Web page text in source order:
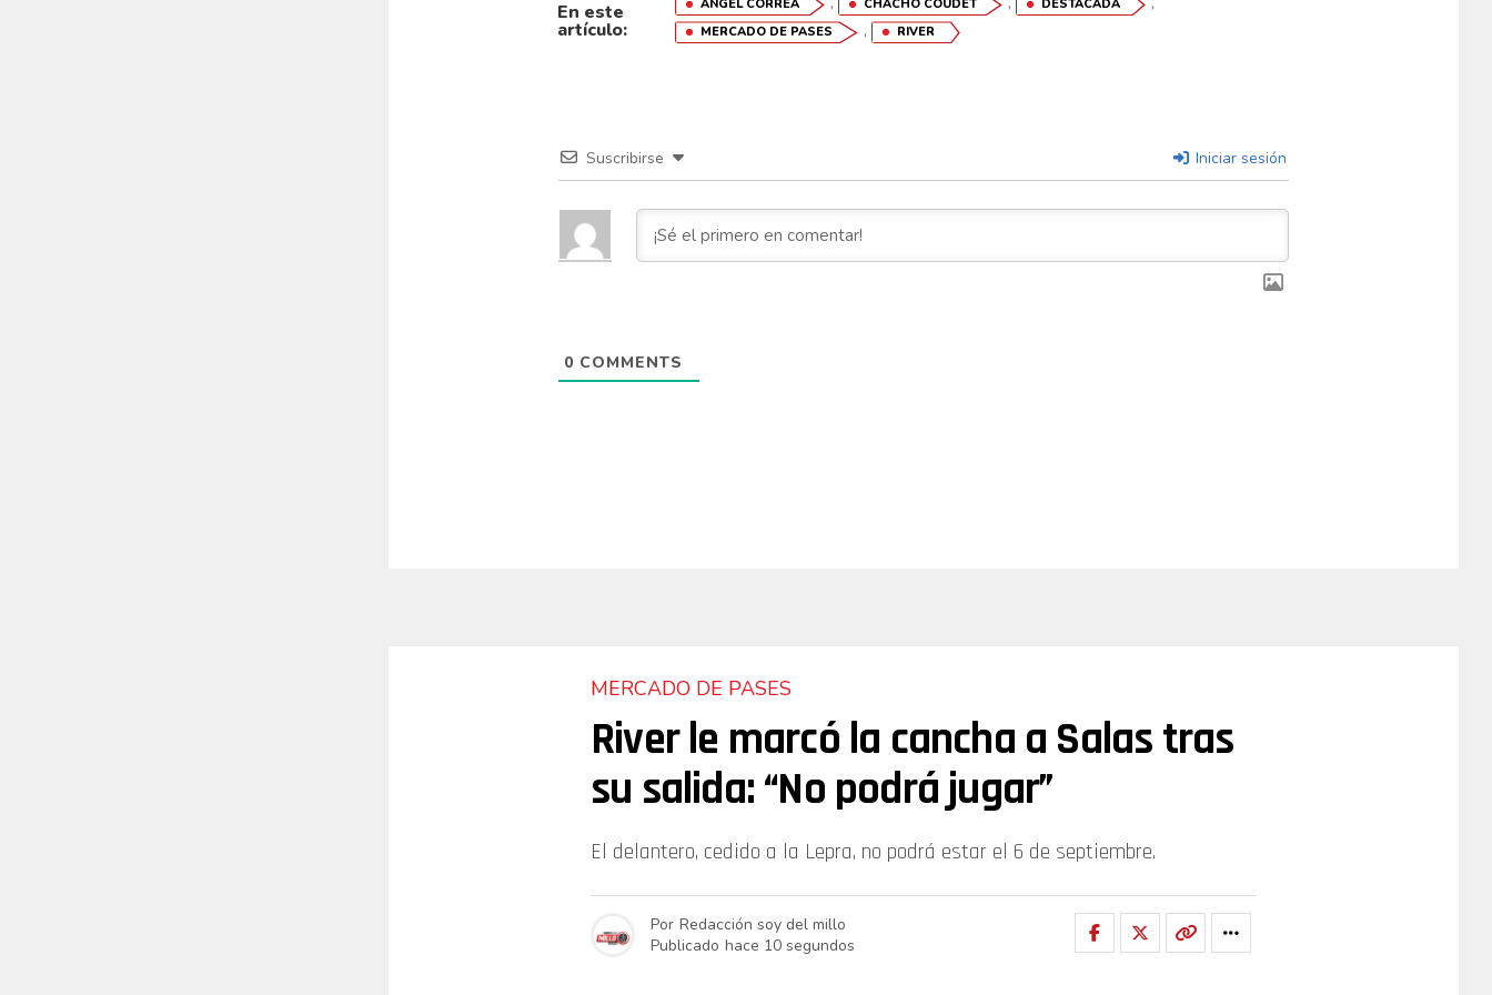
En este
artículo:
ÁNGEL CORREA CHACHO COUDET DESTACADA
MERCADO DE PASES , RIVER
Suscribirse Iniciar sesión
0 COMMENTS
MERCADO DE PASES
River le marcó la cancha a Salas tras
su salida: “No podrá jugar”
El delantero, cedido a la Lepra, no podrá estar el 6 de septiembre.
Por Redacción soy del millo
Publicado hace 10 segundos